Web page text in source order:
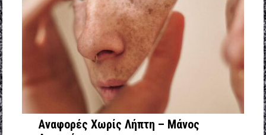
Αναφορές Χωρίς Λήπτη – Μάνος